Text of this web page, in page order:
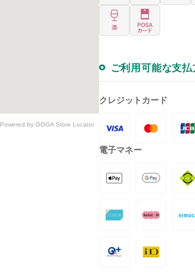
Powered by GOGA Store Locator
ご利用可能な支
クレジットカード
電子マネー